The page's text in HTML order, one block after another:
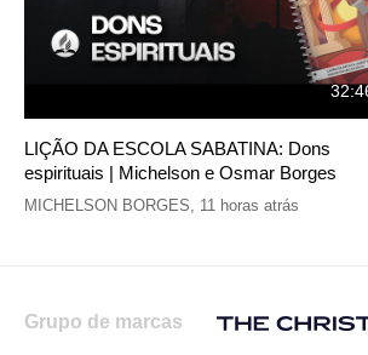
LIÇÃO DA ESCOLA SABATINA: Dons
espirituais | Michelson e Osmar Borges
MICHELSON BORGES 11 horas atrás
Grupo de marcas